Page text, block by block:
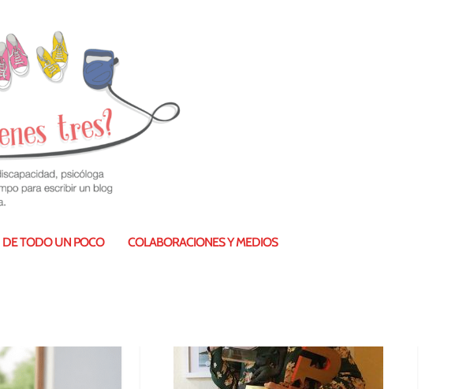
DE TODO UN POCO COLABORACIONES Y MEDIOS